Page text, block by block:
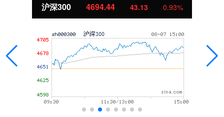
沪深300 4694.44 43.13 0.93%